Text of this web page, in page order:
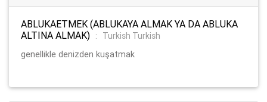
ABLUKAETMEK (ABLUKAYA ALMAK YA DA ABLUKA
ALTINA ALMAK) :
Turkish Turkish
genellikle denizden kuşatmak